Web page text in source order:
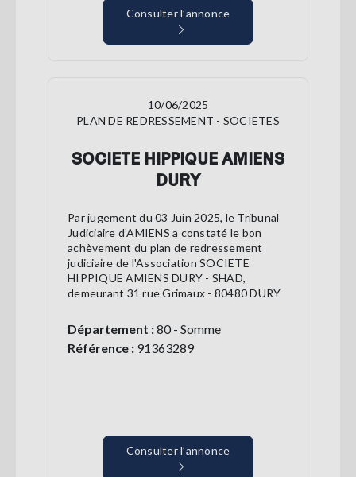
Consulter l’annonce
10/06/2025
PLAN DE REDRESSEMENT - SOCIETES
SOCIETE HIPPIQUE AMIENS
DURY
Par jugement du 03 Juin 2025, le Tribunal
Judiciaire d’AMIENS a constaté le bon
achèvement du plan de redressement
judiciaire de l'Association SOCIETE
HIPPIQUE AMIENS DURY - SHAD,
demeurant 31 rue Grimaux - 80480 DURY
Département :80 - Somme
Référence : 91363289
Consulter l’annonce